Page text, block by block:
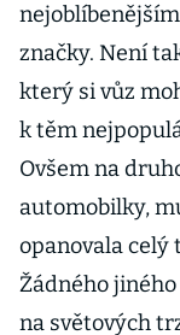
značky. Není
který si vůz
k těm
Ovšem na
automobilky,
opanovala celý
Žádného
na světových